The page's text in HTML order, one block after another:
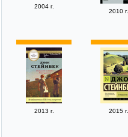
2004 г.
2010 г.
2013 г. 2015 г.